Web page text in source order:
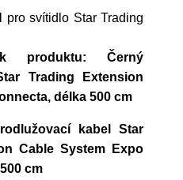
pro svítidlo Star Trading
produktu: Černý
Trading Extension
délka 500 cm
kabel Star
Cable System Expo
cm